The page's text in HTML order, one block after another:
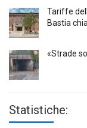
Tariffe
Bastia
«Strade
Statistiche: